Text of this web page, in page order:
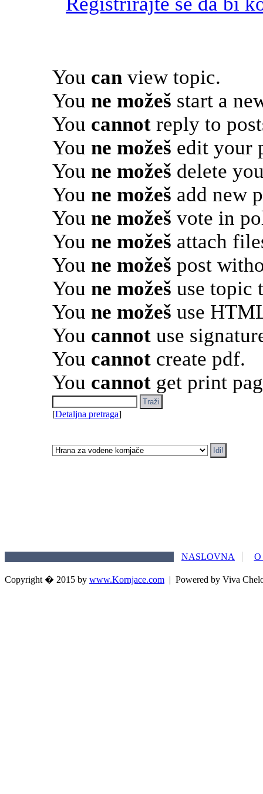
You can view topic.
You ne možeš start a
You cannot reply to
You ne možeš edit your
You ne možeš delete
You ne možeš add new
You ne možeš vote in
You ne možeš attach
You ne možeš post
You ne možeš use topic
You ne možeš use
You cannot use
You cannot create pdf.
You cannot get print
[Detaljna pretraga]
NASLOVNA
Copyright � 2015 by www.Kornjace.com | Powered by Viva